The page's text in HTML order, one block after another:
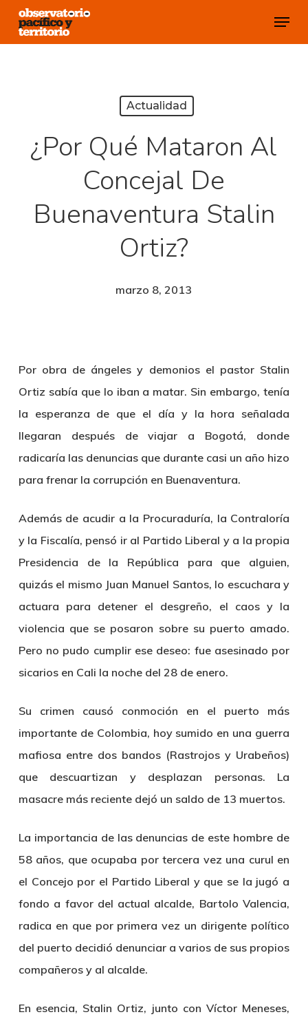
Skip
Menu
Actualidad
¿Por Qué Mataron Al
Concejal De
Buenaventura Stalin
Ortiz?
marzo 8, 2013
Por obra de ángeles y demonios el pastor Stalin
Ortiz sabía que lo iban a matar. Sin embargo, tenía
la esperanza de que el día y la hora señalada
llegaran después de viajar a Bogotá, donde
radicaría las denuncias que durante casi un año hizo
para frenar la corrupción en Buenaventura.
Además de acudir a la Procuraduría, la Contraloría
y la Fiscalía, pensó ir al Partido Liberal y a la propia
Presidencia de la República para que alguien,
quizás el mismo Juan Manuel Santos, lo escuchara y
actuara para detener el desgreño, el caos y la
violencia que se posaron sobre su puerto amado.
Pero no pudo cumplir ese deseo: fue asesinado por
sicarios en Cali la noche del 28 de enero.
Su crimen causó conmoción en el puerto más
importante de Colombia, hoy sumido en una guerra
mafiosa entre dos bandos (Rastrojos y Urabeños)
que descuartizan y desplazan personas. La
masacre más reciente dejó un saldo de 13 muertos.
La importancia de las denuncias de este hombre de
58 años, que ocupaba por tercera vez una curul en
el Concejo por el Partido Liberal y que se la jugó a
fondo a favor del actual alcalde, Bartolo Valencia,
radica en que por primera vez un dirigente político
del puerto decidió denunciar a varios de sus propios
compañeros y al alcalde.
En esencia, Stalin Ortiz, junto con Víctor Meneses,
Close